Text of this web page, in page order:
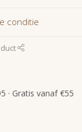
conditie
· Gratis vanaf €55